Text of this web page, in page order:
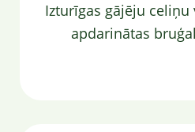
Izturīgas gājēju
apdarinātas